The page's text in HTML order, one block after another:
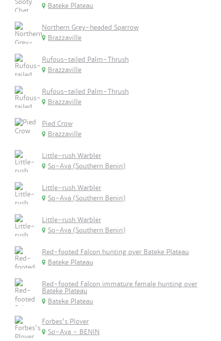
Bateke Plateau
Northern Grey-headed Sparrow
Brazzaville
Rufous-tailed Palm-Thrush
Brazzaville
Rufous-tailed Palm-Thrush
Brazzaville
Pied Crow
Brazzaville
Little-rush Warbler
So-Ava (Southern Benin)
Little-rush Warbler
So-Ava (Southern Benin)
Little-rush Warbler
So-Ava (Southern Benin)
Red-footed Falcon hunting over Bateke Plateau
Bateke Plateau
Red-footed Falcon immature female hunting over
Bateke Plateau
Bateke Plateau
Forbes's Plover
So-Ava - BENIN